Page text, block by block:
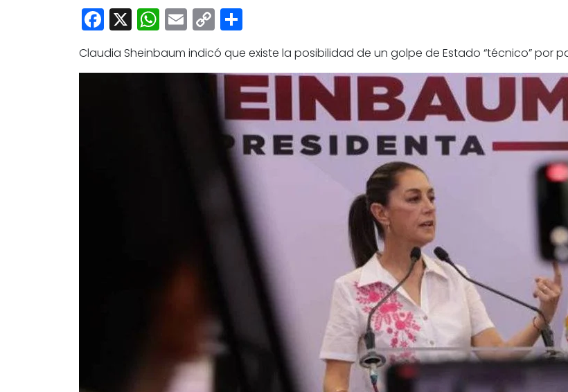
Facebook
X WhatsApp
Email
Copy
Link
Claudia Sheinbaum indicó que existe la posibilidad de un golpe de Estado “técnico” por